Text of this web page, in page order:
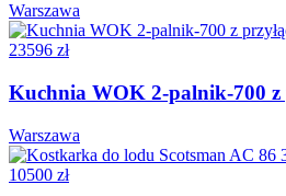
Warszawa
23596 zł
Kuchnia WOK 2-palnik-700 z
Warszawa
10500 zł